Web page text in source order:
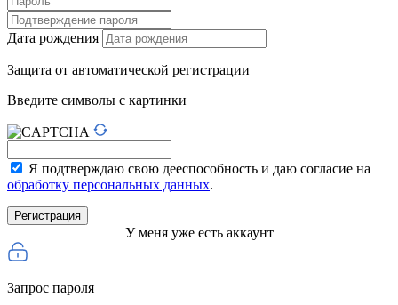
Дата рождения
Защита от автоматической регистрации
Введите символы с картинки
Я подтверждаю свою дееспособность и даю согласие на
обработку персональных данных.
У меня уже есть аккаунт
Запрос пароля